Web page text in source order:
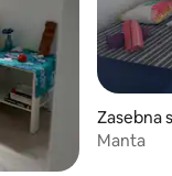
Zasebna
Manta